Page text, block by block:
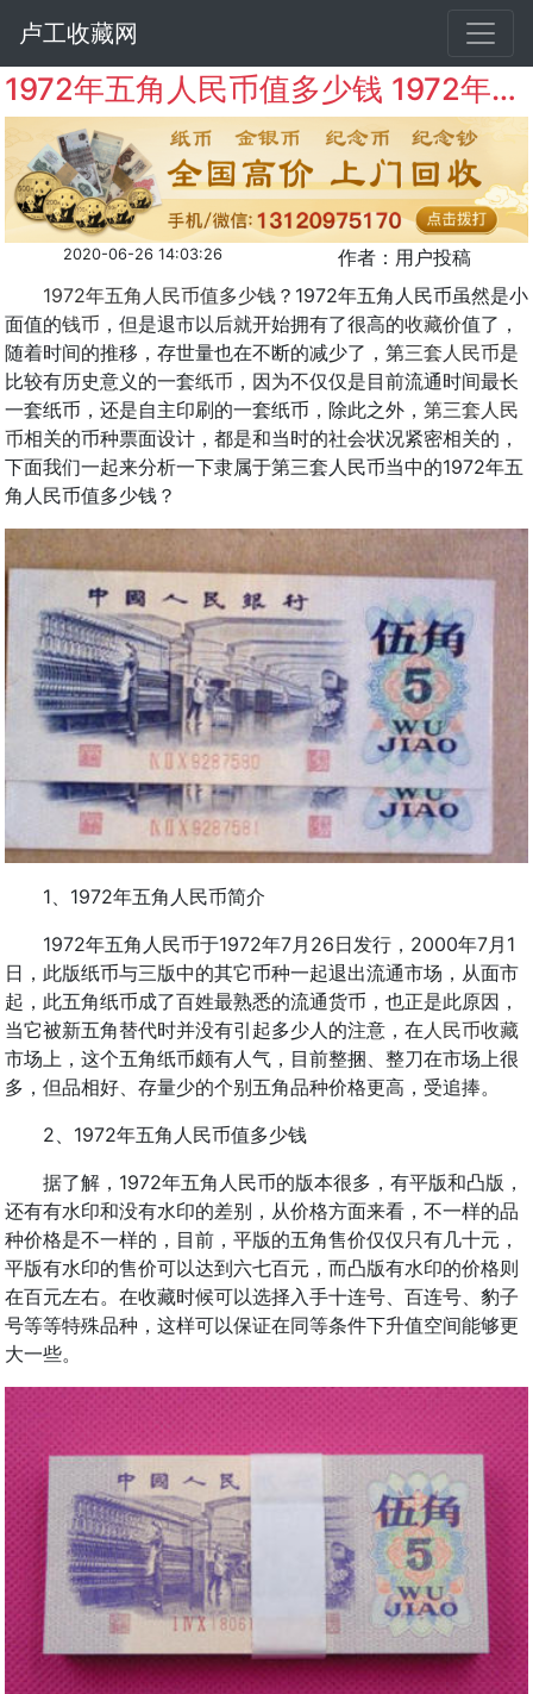
卢工收藏网
1972年五角人民币值多少钱 1972年五角人民币简介
2020-06-26 14:03:26
作者：用户投稿
1972年五角人民币值多少钱 ？1972年五角人民币虽然是小
面值的钱币 ，但是退市以后就开始拥有了很高的收藏价值了，
随着时间的推移，存世量也在不断的减少了，第三套人民币是
比较有历史意义的一套纸币 ，因为不仅仅是目前流通时间最长
一套纸币，还是自主印刷的一套纸币，除此之外， 第三套人民
币相关的币种票面设计，都是和当时的社会状况紧密相关的，
下面我们一起来分析一下隶属于第三套人民币当中的1972年五
角人民币值多少钱？
1、1972年五角人民币简介
1972年五角人民币于1972年7月26日发行，2000年7月1
日，此版纸币与三版中的其它币种一起退出流通市场，从面市
起，此五角纸币成了百姓最熟悉的流通货币，也正是此原因，
当它被新五角替代时并没有引起多少人的注意，在人民币收藏
市场上，这个五角纸币颇有人气，目前整捆、整刀在市场上很
多，但品相好、存量少的个别五角品种价格更高，受追捧。
2、1972年五角人民币值多少钱
据了解，1972年五角人民币的版本很多，有平版和凸版，
还有有水印和没有水印的差别，从价格方面来看，不一样的品
种价格是不一样的，目前，平版的五角售价仅仅只有几十元，
平版有水印的售价可以达到六七百元，而凸版有水印的价格则
在百元左右。在收藏时候可以选择入手十连号、百连号、豹子
号等等特殊品种，这样可以保证在同等条件下升值空间能够更
大一些。